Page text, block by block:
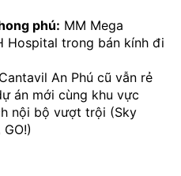
phú: MM Mega
Hospital trong bán kính đi
Cantavil An Phú cũ vẫn rẻ
án mới cùng khu vực
nội bộ vượt trội (Sky